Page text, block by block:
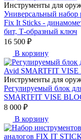
Инструменты для
Универсальный набор
Fix It Sticks -
бит, Т-образный ключ
16 500 ₽
В корзину
Инструменты для
Регулируемый блок
SMARTFIT VISE
8 000 ₽
В корзину